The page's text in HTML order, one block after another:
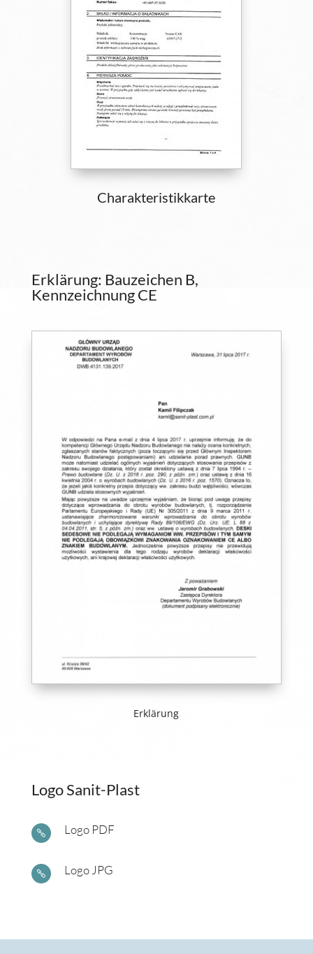
Charakteristikkarte
Erklärung: Bauzeichen B,
Kennzeichnung CE
Erklärung
Logo Sanit-Plast
 Logo PDF
 Logo JPG